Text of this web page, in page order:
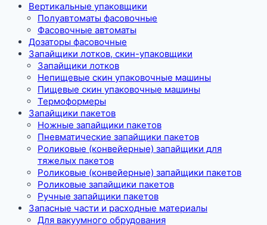
Вертикальные упаковщики
Полуавтоматы фасовочные
Фасовочные автоматы
Дозаторы фасовочные
Запайщики лотков, скин-упаковщики
Запайщики лотков
Непищевые скин упаковочные машины
Пищевые скин упаковочные машины
Термоформеры
Запайщики пакетов
Ножные запайщики пакетов
Пневматические запайщики пакетов
Роликовые (конвейерные) запайщики для
тяжелых пакетов
Роликовые (конвейерные) запайщики пакетов
Роликовые запайщики пакетов
Ручные запайщики пакетов
Запасные части и расходные материалы
Для вакуумного обрудования